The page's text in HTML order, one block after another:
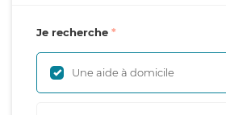
Je recherche
Une aide à domicile